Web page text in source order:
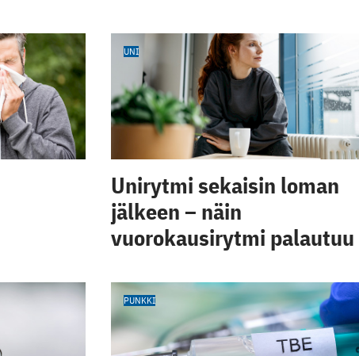
UNI
Unirytmi sekaisin loman
jälkeen – näin
vuorokausirytmi palautuu
PUNKKI